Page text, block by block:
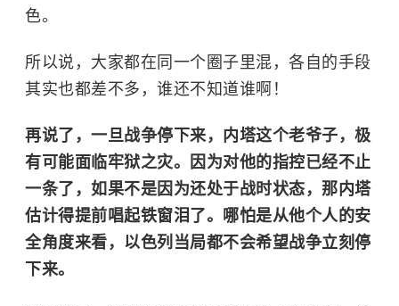
色。
所以说，大家都在同一个圈子里混，各自的手段
其实也都差不多，谁还不知道谁啊！
再说了，一旦战争停下来，内塔这个老爷子，极
有可能面临牢狱之灾。因为对他的指控已经不止
一条了，如果不是因为还处于战时状态，那内塔
估计得提前唱起铁窗泪了。哪怕是从他个人的安
全角度来看，以色列当局都不会希望战争立刻停
下来。